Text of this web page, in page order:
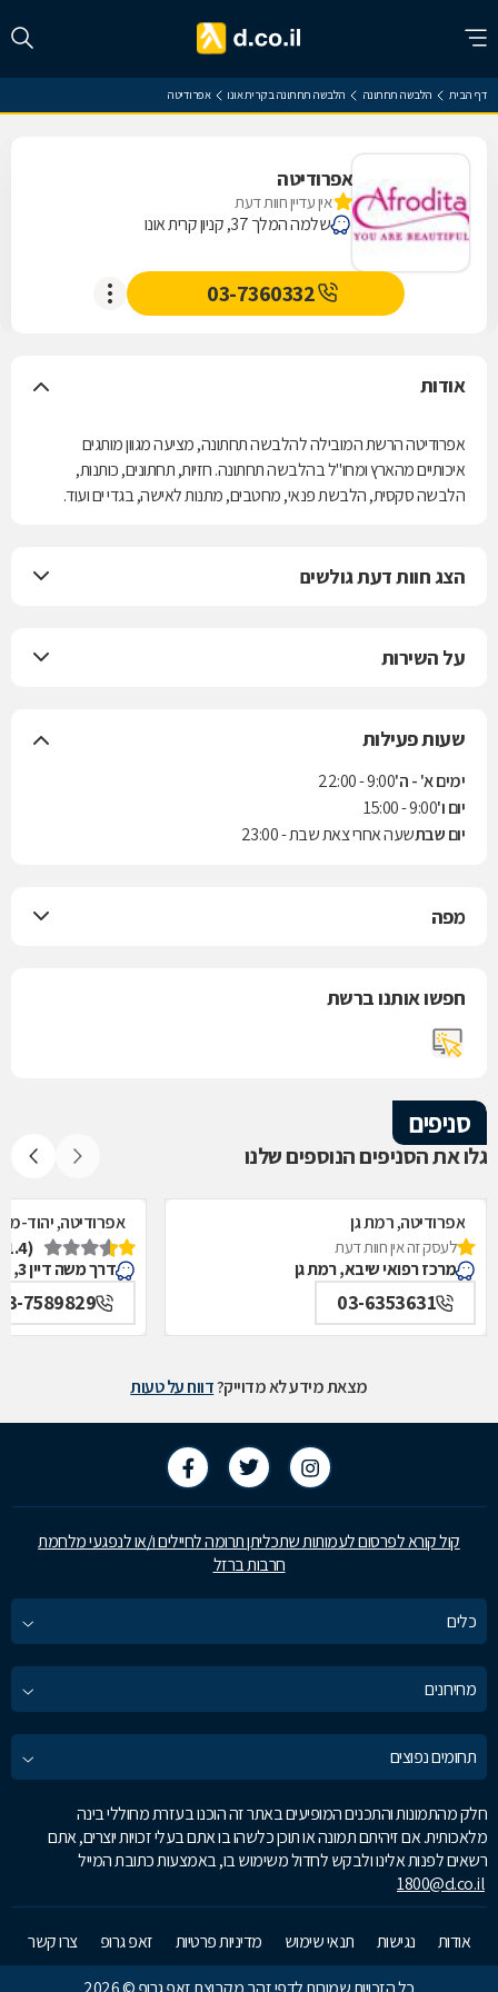
דף הבית הלבשה תחתונה הלבשה תחתונה בקרית אונו אפרודיטה
אפרודיטה
אין עדיין חוות דעת
שלמה המלך 37, קניון קרית אונו
03-7360332
אודות
אפרודיטה הרשת המובילה להלבשה תחתונה, מציעה מגוון מותגים
איכותיים מהארץ ומחו"ל בהלבשה תחתונה. חזיות, תחתונים, כותנות,
הלבשה סקסית, הלבשת פנאי, מחטבים, מתנות לאישה, בגדי ים ועוד.
הצג חוות דעת גולשים
על השירות
שעות פעילות
ימים א' - ה'9:00 - 22:00
יום ו'9:00 - 15:00
יום שבתשעה אחרי צאת שבת - 23:00
מפה
חפשו אותנו ברשת
סניפים
גלו את הסניפים הנוספים שלנו
אפרודיטה, רמת גן
לעסק זה אין חוות דעת
מרכז רפואי שיבא, רמת גן
03-6353631
אפרודיטה, יהוד-
(1.4)
דרך משה דיין 3, יהוד-מונוסון
7589829
מצאת מידע לא מדוייק?דווח על טעות
קול קורא לפרסום לעמותות שתכליתן תרומה לחיילים ו/או לנפגעי מלחמת
חרבות ברזל
כלים
מחירונים
תחומים נפוצים
חלק מהתמונות והתכנים המופיעים באתר זה הוכנו בעזרת מחוללי בינה
מלאכותית. אם זיהיתם תמונה או תוכן כלשהו בו אתם בעלי זכויות יוצרים, אתם
רשאים לפנות אלינו ולבקש לחדול משימוש בו, באמצעות כתובת המייל
1800@d.co.il
אודות נגישות תנאי שימוש מדיניות פרטיות זאפ גרופ
צרו קשר